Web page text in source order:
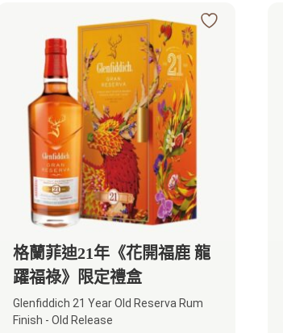
格蘭菲迪21年《花開福鹿 龍
躍福祿》限定禮盒
Glenfiddich 21 Year Old Reserva Rum
Finish - Old Release